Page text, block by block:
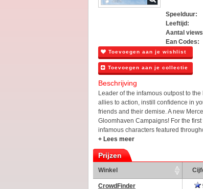
Speelduur:
Leeftijd:
Aantal
Ean Codes:
Toevoegen aan je wishlist
Toevoegen aan je collectie
Beschrijving
Leader of the infamous outpost to
allies to action, instill confidence in
friends and their demise. A new
Gloomhaven Campaigns! For the
infamous characters featured
+ Lees meer
Prijzen
Winkel
CrowdFinder